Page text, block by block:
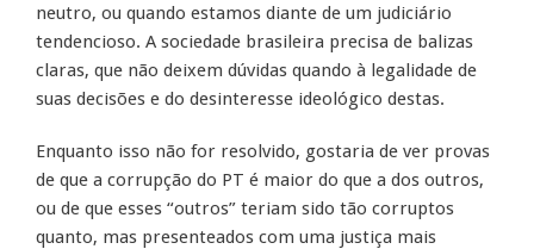
neutro, ou quando estamos diante de um judiciário
tendencioso. A sociedade brasileira precisa de balizas
claras, que não deixem dúvidas quando à legalidade de
suas decisões e do desinteresse ideológico destas.
Enquanto isso não for resolvido, gostaria de ver provas
de que a corrupção do PT é maior do que a dos outros,
ou de que esses “outros” teriam sido tão corruptos
quanto, mas presenteados com uma justiça mais